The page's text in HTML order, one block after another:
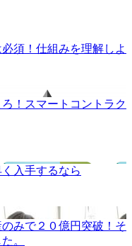
須！仕組みを理解しよ
！スマートコントラク
入手するなら
みで２０億円突破！そ
。